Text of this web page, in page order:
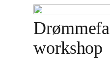
workshop